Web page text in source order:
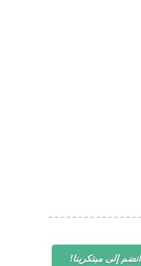
انضم إلى مبتكرينا!